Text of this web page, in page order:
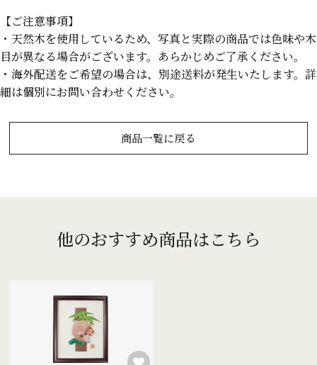
【ご注意事項】
・天然木を使用しているため、写真と実際の商品では色味や木
目が異なる場合がございます。あらかじめご了承ください。
・海外配送をご希望の場合は、別途送料が発生いたします。詳
細は個別にお問い合わせください。
商品一覧に戻る
他のおすすめ商品はこちら